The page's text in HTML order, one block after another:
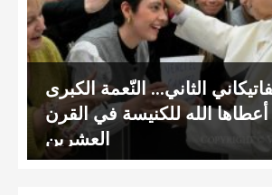
الثاني… النّعمة الكبرى
أعطاها الله للكنيسة في القرن
العشرين